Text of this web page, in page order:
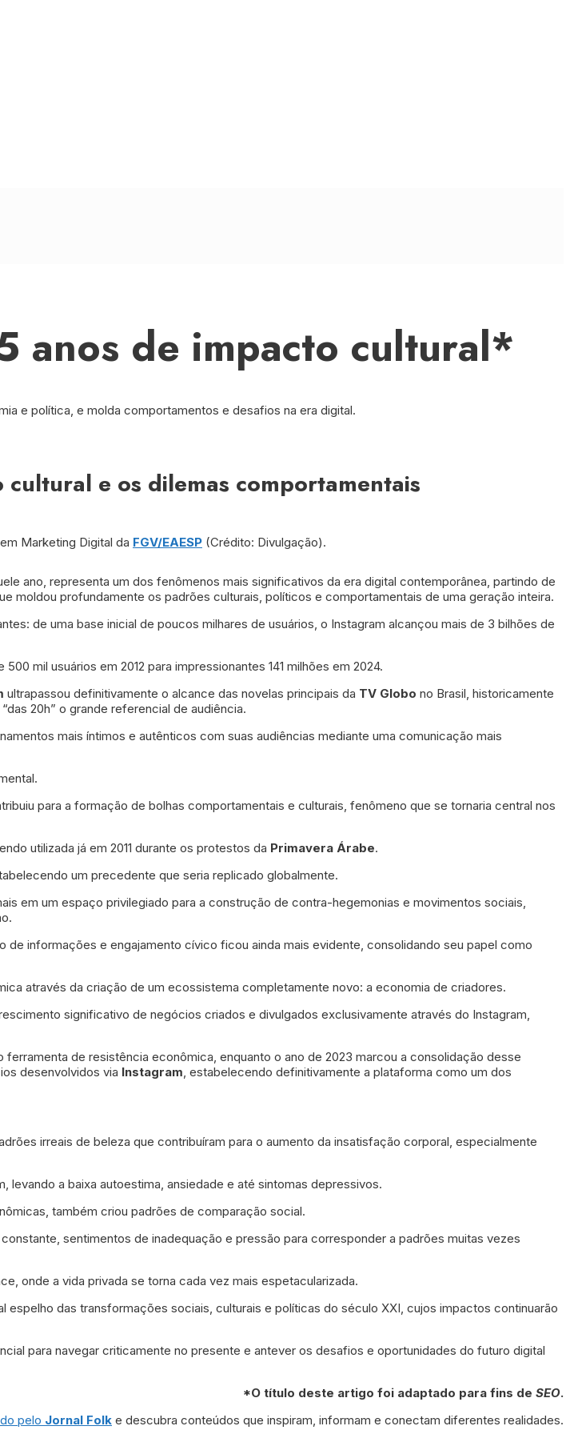
anos de impacto cultural*
e política, e molda comportamentos e desafios na era digital.
e os dilemas comportamentais
Marketing Digital da FGV/EAESP (Crédito: Divulgação).
ano, representa um dos fenômenos mais significativos da era digital contemporânea, partindo de
moldou profundamente os padrões culturais, políticos e comportamentais de uma geração inteira.
de uma base inicial de poucos milhares de usuários, o Instagram alcançou mais de 3 bilhões de
mil usuários em 2012 para impressionantes 141 milhões em 2024.
ultrapassou definitivamente o alcance das novelas principais da TV Globo no Brasil, historicamente
20h” o grande referencial de audiência.
mais íntimos e autênticos com suas audiências mediante uma comunicação mais
para a formação de bolhas comportamentais e culturais, fenômeno que se tornaria central nos
utilizada já em 2011 durante os protestos da Primavera Árabe.
um precedente que seria replicado globalmente.
em um espaço privilegiado para a construção de contra-hegemonias e movimentos sociais,
informações e engajamento cívico ficou ainda mais evidente, consolidando seu papel como
através da criação de um ecossistema completamente novo: a economia de criadores.
significativo de negócios criados e divulgados exclusivamente através do Instagram,
ferramenta de resistência econômica, enquanto o ano de 2023 marcou a consolidação desse
desenvolvidos via Instagram, estabelecendo definitivamente a plataforma como um dos
irreais de beleza que contribuíram para o aumento da insatisfação corporal, especialmente
a baixa autoestima, ansiedade e até sintomas depressivos.
também criou padrões de comparação social.
sentimentos de inadequação e pressão para corresponder a padrões muitas vezes
onde a vida privada se torna cada vez mais espetacularizada.
espelho das transformações sociais, culturais e políticas do século XXI, cujos impactos continuarão
para navegar criticamente no presente e antever os desafios e oportunidades do futuro digital
*O título deste artigo foi adaptado para fins de SEO.
pelo Jornal Folk e descubra conteúdos que inspiram, informam e conectam diferentes realidades.